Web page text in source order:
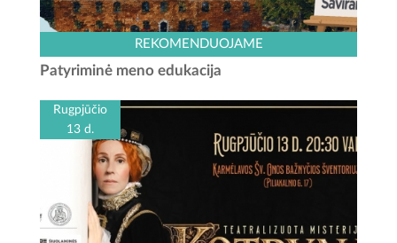
Kauno rajono turizmo ir verslo informacijos centras kviečia
išbandyti naują veiklą – „Patyriminę meno edukaciją“. Šis
užsiėmimas skirtas įvairaus amžiaus dalyviams,...
REKOMENDUOJAME
Patyriminė meno edukacija
Rugpjūčio
13 d.